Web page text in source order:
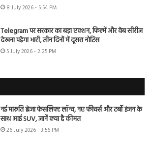
8 July 2026 - 5:54 PM
Telegram पर सरकार का बड़ा एक्शन, फिल्में और वेब सीरीज
देखना पड़ेगा भारी, तीन दिनों में दूसरा नोटिस
5 July 2026 - 2:25 PM
नई मारुति ब्रेजा फेसलिफ्ट लॉन्च, नए फीचर्स और टर्बो इंजन के
साथ आई SUV, जानें क्या है कीमत
26 July 2026 - 3:56 PM